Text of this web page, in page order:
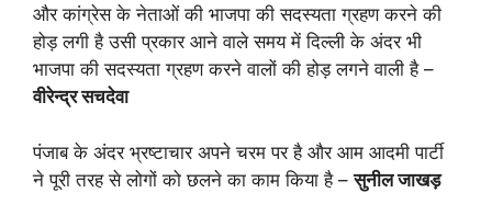
और कांग्रेस के नेताओं की भाजपा की सदस्यता ग्रहण करने की
होड़ लगी है उसी प्रकार आने वाले समय में दिल्ली के अंदर भी
भाजपा की सदस्यता ग्रहण करने वालों की होड़ लगने वाली है –
वीरेन्द्र सचदेवा
पंजाब के अंदर भ्रष्टाचार अपने चरम पर है और आम आदमी पार्टी
ने पूरी तरह से लोगों को छलने का काम किया है –सुनील जाखड़